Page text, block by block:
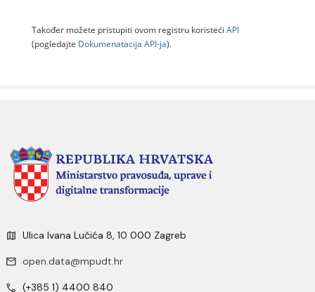
Također možete pristupiti ovom registru koristeći API
(pogledajte Dokumenаtаcijа API-jа).